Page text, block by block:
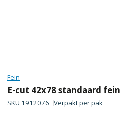
Fein
E-cut 42x78 standaard
SKU 1912076 Verpakt perpak